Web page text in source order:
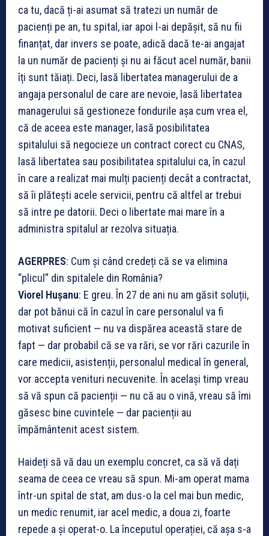
ca tu, dacă ți-ai asumat să tratezi un număr de
pacienți pe an, tu spital, iar apoi l-ai depășit, să nu fii
finanțat, dar invers se poate, adică dacă te-ai angajat
la un număr de pacienți și nu ai făcut acel număr, banii
îți sunt tăiați. Deci, lasă libertatea managerului de a
angaja personalul de care are nevoie, lasă libertatea
managerului să gestioneze fondurile așa cum vrea el,
că de aceea este manager, lasă posibilitatea
spitalului să negocieze un contract corect cu CNAS,
lasă libertatea sau posibilitatea spitalului ca, în cazul
în care a realizat mai mulți pacienți decât a contractat,
să îi plătești acele servicii, pentru că altfel ar trebui
să intre pe datorii. Deci o libertate mai mare în a
administra spitalul ar rezolva situația.
AGERPRES: Cum și când credeți că se va elimina
“plicul” din spitalele din România?
Viorel Hușanu: E greu. În 27 de ani nu am găsit soluții,
dar pot bănui că în cazul în care personalul va fi
motivat suficient — nu va dispărea această stare de
fapt — dar probabil că se va rări, se vor rări cazurile în
care medicii, asistenții, personalul medical în general,
vor accepta venituri necuvenite. În același timp vreau
să vă spun că pacienții — nu că au o vină, vreau să îmi
găsesc bine cuvintele — dar pacienții au
împământenit acest sistem.
Haideți să vă dau un exemplu concret, ca să vă dați
seama de ceea ce vreau să spun. Mi-am operat mama
într-un spital de stat, am dus-o la cel mai bun medic,
un medic renumit, iar acel medic, a doua zi, foarte
repede a și operat-o. La începutul operației, că așa s-a